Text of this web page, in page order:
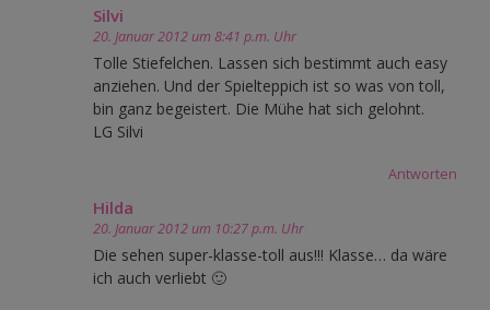
Silvi
20. Januar 2012 um 8:41 p.m. Uhr
Tolle Stiefelchen. Lassen sich bestimmt auch easy
anziehen. Und der Spielteppich ist so was von toll,
bin ganz begeistert. Die Mühe hat sich gelohnt.
LG Silvi
Antworten
Hilda
20. Januar 2012 um 10:27 p.m. Uhr
Die sehen super-klasse-toll aus!!! Klasse… da wäre
ich auch verliebt 🙂